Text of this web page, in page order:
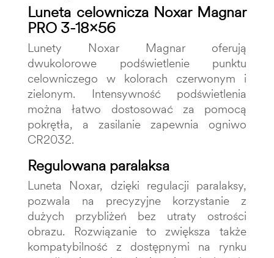
Luneta celownicza Noxar Magnar
PRO 3-18x56
Lunety Noxar Magnar oferują
dwukolorowe podświetlenie punktu
celowniczego w kolorach czerwonym i
zielonym. Intensywność podświetlenia
można łatwo dostosować za pomocą
pokrętła, a zasilanie zapewnia ogniwo
CR2032.
Regulowana paralaksa
Luneta Noxar, dzięki regulacji paralaksy,
pozwala na precyzyjne korzystanie z
dużych przybliżeń bez utraty ostrości
obrazu. Rozwiązanie to zwiększa także
kompatybilność z dostępnymi na rynku